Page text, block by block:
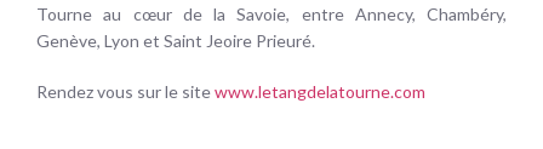
Tourne au cœur de la Savoie, entre Annecy, Chambéry,
Genève, Lyon et Saint Jeoire Prieuré.
Rendez vous sur le sitewww.letangdelatourne.com